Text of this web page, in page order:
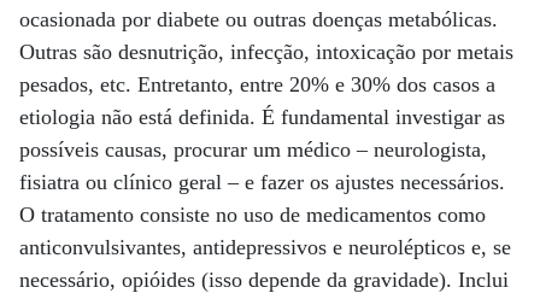
ocasionada por diabete ou outras doenças metabólicas.
Outras são desnutrição, infecção, intoxicação por metais
pesados, etc. Entretanto, entre 20% e 30% dos casos a
etiologia não está definida. É fundamental investigar as
possíveis causas, procurar um médico – neurologista,
fisiatra ou clínico geral – e fazer os ajustes necessários.
O tratamento consiste no uso de medicamentos como
anticonvulsivantes, antidepressivos e neurolépticos e, se
necessário, opióides (isso depende da gravidade). Inclui